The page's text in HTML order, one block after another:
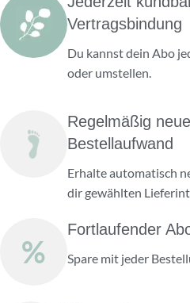
Vertragsbindung
Du kannst dein Abo
oder umstellen.
Regelmäßig
Bestellaufwand
Erhalte automatisch
dir gewählten
%
Fortlaufender
Spare mit jeder